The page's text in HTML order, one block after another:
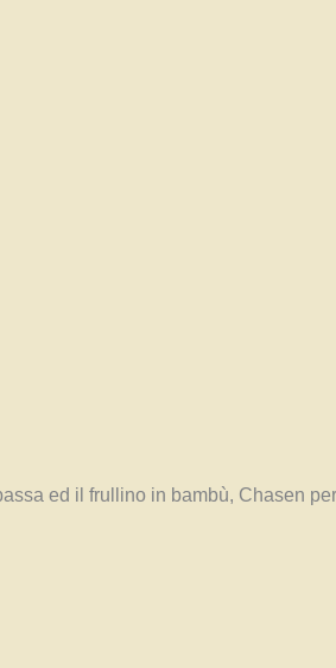
ed il frullino in bambù, Chasen